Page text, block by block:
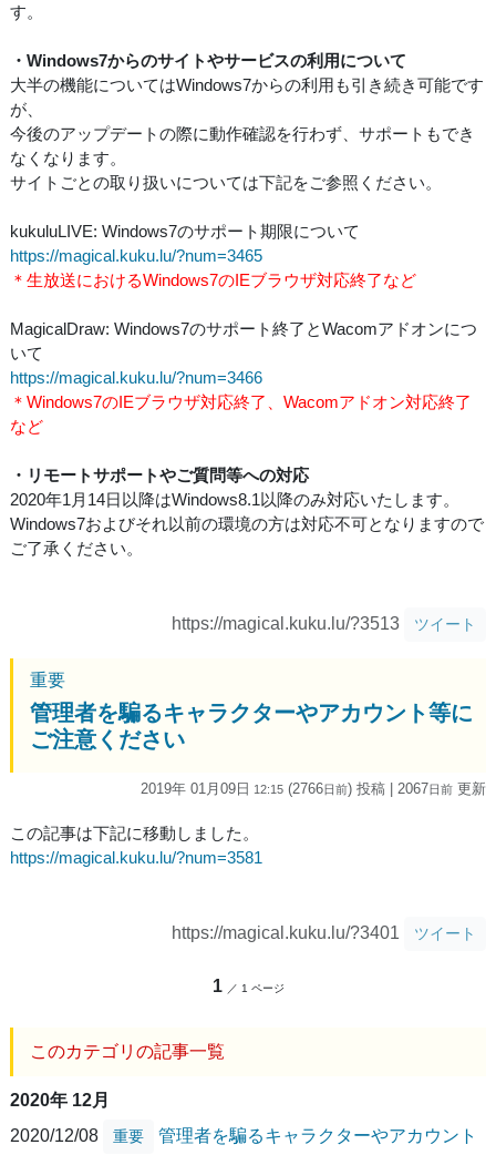
す。
・Windows7からのサイトやサービスの利用について
大半の機能についてはWindows7からの利用も引き続き可能です
が、
今後のアップデートの際に動作確認を行わず、サポートもでき
なくなります。
サイトごとの取り扱いについては下記をご参照ください。
kukuluLIVE: Windows7のサポート期限について
https://magical.kuku.lu/?num=3465
＊生放送におけるWindows7のIEブラウザ対応終了など
MagicalDraw: Windows7のサポート終了とWacomアドオンにつ
いて
https://magical.kuku.lu/?num=3466
＊Windows7のIEブラウザ対応終了、Wacomアドオン対応終了
など
・リモートサポートやご質問等への対応
2020年1月14日以降はWindows8.1以降のみ対応いたします。
Windows7およびそれ以前の環境の方は対応不可となりますので
ご了承ください。
https://magical.kuku.lu/?3513 ツイート
重要
管理者を騙るキャラクターやアカウント等に
ご注意ください
2019年 01月09日 12:15 (2766日前) 投稿 | 2067日前 更新
この記事は下記に移動しました。
https://magical.kuku.lu/?num=3581
https://magical.kuku.lu/?3401 ツイート
1 ／ 1 ページ
このカテゴリの記事一覧
2020年 12月
2020/12/08
重要
管理者を騙るキャラクターやアカウント